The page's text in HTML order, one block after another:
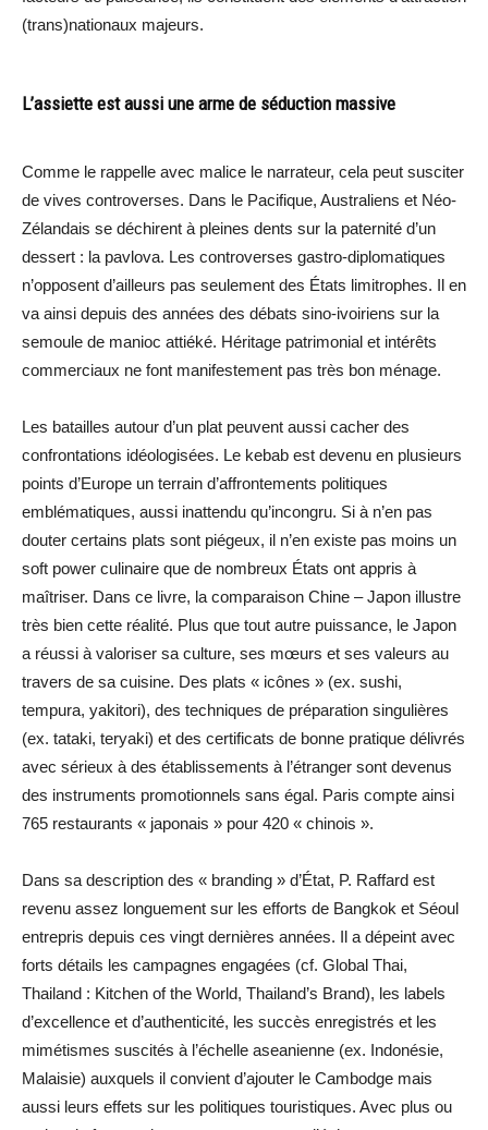
(trans)nationaux majeurs.
L’assiette est aussi une arme de séduction massive
Comme le rappelle avec malice le narrateur, cela peut susciter
de vives controverses. Dans le Pacifique, Australiens et Néo-
Zélandais se déchirent à pleines dents sur la paternité d’un
dessert : la pavlova. Les controverses gastro-diplomatiques
n’opposent d’ailleurs pas seulement des États limitrophes. Il en
va ainsi depuis des années des débats sino-ivoiriens sur la
semoule de manioc attiéké. Héritage patrimonial et intérêts
commerciaux ne font manifestement pas très bon ménage.
Les batailles autour d’un plat peuvent aussi cacher des
confrontations idéologisées. Le kebab est devenu en plusieurs
points d’Europe un terrain d’affrontements politiques
emblématiques, aussi inattendu qu’incongru. Si à n’en pas
douter certains plats sont piégeux, il n’en existe pas moins un
soft power culinaire que de nombreux États ont appris à
maîtriser. Dans ce livre, la comparaison Chine – Japon illustre
très bien cette réalité. Plus que tout autre puissance, le Japon
a réussi à valoriser sa culture, ses mœurs et ses valeurs au
travers de sa cuisine. Des plats « icônes » (ex. sushi,
tempura, yakitori), des techniques de préparation singulières
(ex. tataki, teryaki) et des certificats de bonne pratique délivrés
avec sérieux à des établissements à l’étranger sont devenus
des instruments promotionnels sans égal. Paris compte ainsi
765 restaurants « japonais » pour 420 « chinois ».
Dans sa description des « branding » d’État, P. Raffard est
revenu assez longuement sur les efforts de Bangkok et Séoul
entrepris depuis ces vingt dernières années. Il a dépeint avec
forts détails les campagnes engagées (cf. Global Thai,
Thailand : Kitchen of the World, Thailand’s Brand), les labels
d’excellence et d’authenticité, les succès enregistrés et les
mimétismes suscités à l’échelle aseanienne (ex. Indonésie,
Malaisie) auxquels il convient d’ajouter le Cambodge mais
aussi leurs effets sur les politiques touristiques. Avec plus ou